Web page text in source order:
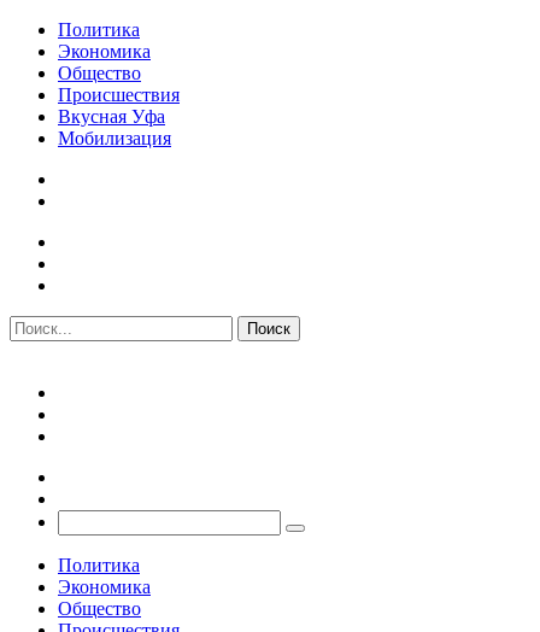
Политика
Экономика
Общество
Происшествия
Вкусная Уфа
Мобилизация
Политика
Экономика
Общество